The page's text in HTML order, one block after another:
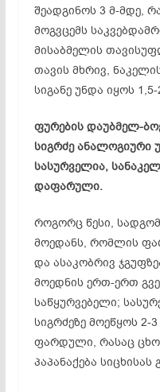
შეადგინოს 3 მ-მდე,
მოგვცემს
მისაბმელის
თავის მხრივ,
სიგანე უნდა იყოს
ფურების დაუბმელ-
სიგრძე ანალოგიური
სასურველია,
დაფარული.
როგორც წესი,
მოედანს, რომლის
და ასაკობრივ
მოედნის ერთ-ერთ
საწყურვებელი;
სიგრძეზე მოეწყოს 2-
ფარდული, რასაც
პაპანაქება